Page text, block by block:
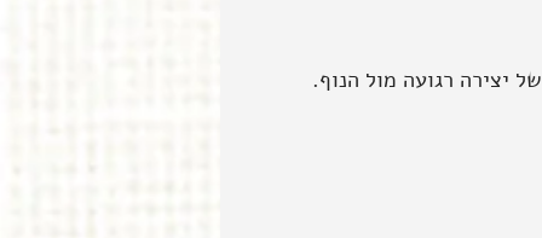
יצירה רגועה מול הנוף.